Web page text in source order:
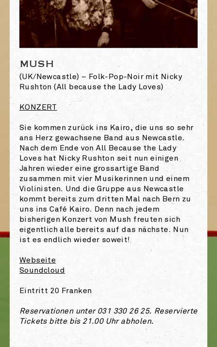
MUSH
(UK/Newcastle) – Folk-Pop-Noir mit Nicky
Rushton (All because the Lady Loves)
KONZERT
Sie kommen zurück ins Kairo, die uns so sehr
ans Herz gewachsene Band aus Newcastle.
Nach dem Ende von All Because the Lady
Loves hat Nicky Rushton seit nun einigen
Jahren wieder eine grossartige Band
zusammen mit vier Musikerinnen und einem
Violinisten. Und die Gruppe aus Newcastle
kommt bereits zum dritten Mal nach Bern zu
uns ins Café Kairo. Denn nach jedem
bisherigen Konzert von Mush freuten sich
eigentlich alle bereits auf das nächste. Nun
ist es endlich wieder soweit!
Webseite
Soundcloud
Eintritt 20 Franken
Reservationen unter 031 330 26 25. Reservierte
Tickets bitte bis 21.00 Uhr abholen.